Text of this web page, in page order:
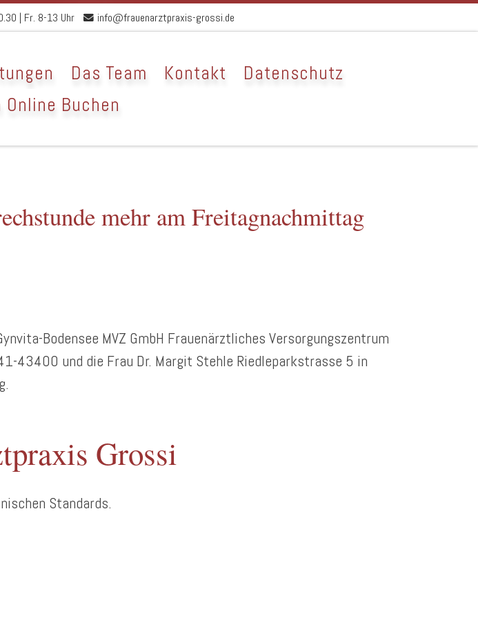
| Fr. 8-13 Uhr info@frauenarztpraxis-grossi.de
Das Team Kontakt
Datenschutz
Online Buchen
mehr am Freitagnachmittag
Bodensee MVZ GmbH Frauenärztliches Versorgungszentrum
43400 und die Frau Dr. Margit Stehle Riedleparkstrasse 5 in
Grossi
Standards.